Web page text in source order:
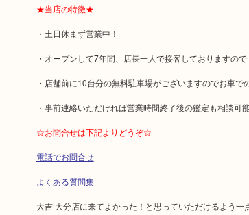
★当店の特徴★
・土日休まず営業中！
・オープンして7年間、店長一人で接客しておりますので
・店舗前に10台分の無料駐車場がございますのでお車で
・事前連絡いただければ営業時間終了後の鑑定も相談可
☆お問合せは下記よりどうぞ☆
電話でお問合せ
よくある質問集
大吉 大分店に来てよかった！と思っていただけるよう